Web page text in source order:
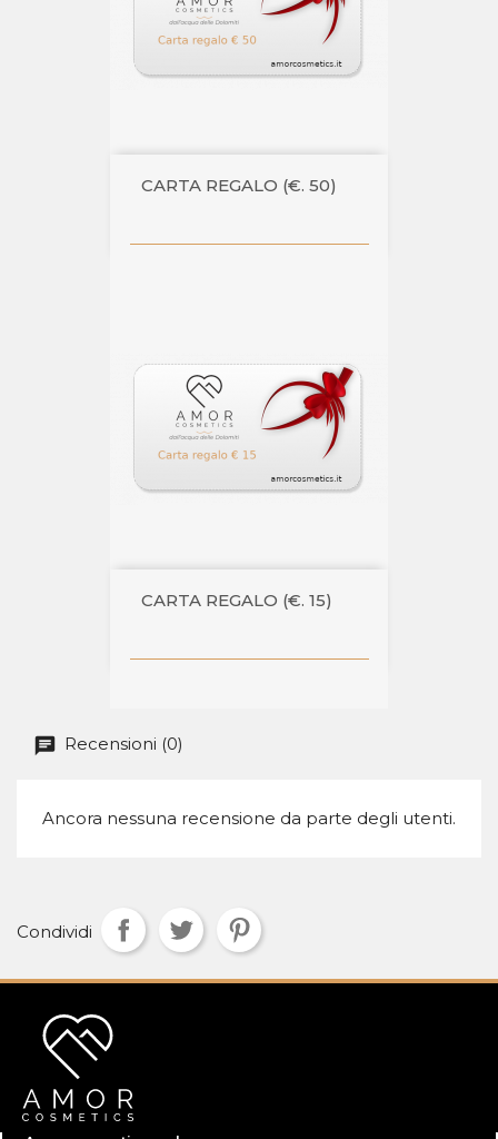
CARTA REGALO (€. 50)
CARTA REGALO (€. 15)
Recensioni (0)
Ancora nessuna recensione da parte degli utenti.
Condividi